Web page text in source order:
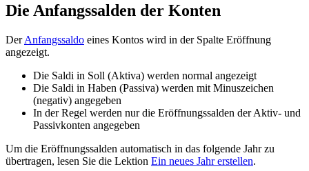
Die Anfangssalden der Konten
DerAnfangssaldo eines Kontos wird in der Spalte Eröffnung
angezeigt.
Die Saldi in Soll (Aktiva) werden normal angezeigt
Die Saldi in Haben (Passiva) werden mit Minuszeichen
(negativ) angegeben
In der Regel werden nur die Eröffnungssalden der Aktiv- und
Passivkonten angegeben
Um die Eröffnungssalden automatisch in das folgende Jahr zu
übertragen, lesen Sie die Lektion Ein neues Jahr erstellen.